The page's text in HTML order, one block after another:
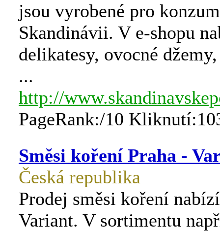
jsou vyrobené pro
Skandinávii. V e-shopu
delikatesy, ovocné
...
http://
PageRank:/10
Směsi koření Praha -
Česká republika
Prodej směsi koření
Variant. V sortimentu